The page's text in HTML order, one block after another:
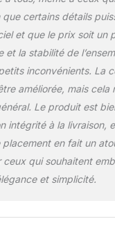
que certains détails
et que le prix soit un
et la stabilité de
inconvénients. La
améliorée, mais cela
Le produit est
intégrité à la livraison,
en fait un
ceux qui souhaitent
et simplicité.